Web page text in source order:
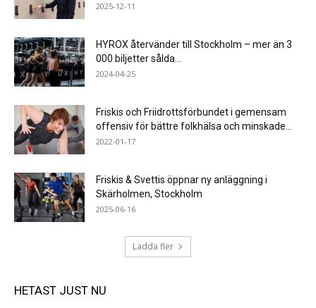
2025-12-11
HYROX återvänder till Stockholm – mer än 3
000 biljetter sålda...
2024-04-25
Friskis och Friidrottsförbundet i gemensam
offensiv för bättre folkhälsa och minskade...
2022-01-17
Friskis & Svettis öppnar ny anläggning i
Skärholmen, Stockholm
2025-06-16
Ladda fler
HETAST JUST NU